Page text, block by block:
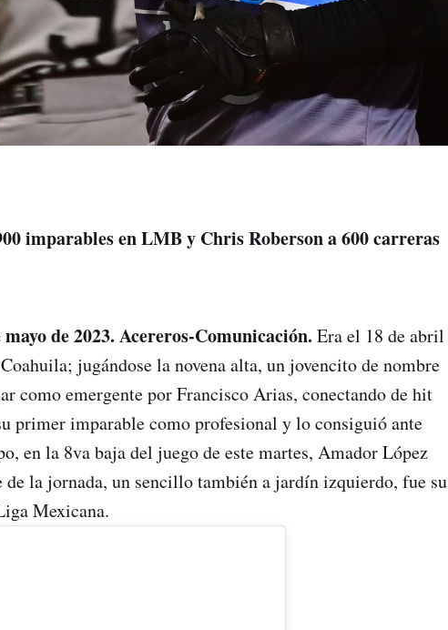
imparables en LMB y Chris Roberson a 600 carreras
de 2023. Acereros-Comunicación. Era el 18 de abril
jugándose la novena alta, un jovencito de nombre
como emergente por Francisco Arias, conectando de hit
primer imparable como profesional y lo consiguió ante
en la 8va baja del juego de este martes, Amador López
la jornada, un sencillo también a jardín izquierdo, fue su
Mexicana.